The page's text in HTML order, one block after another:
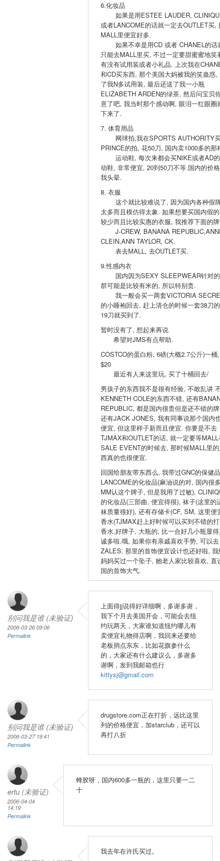
6.化妆品
如果是用ESTEE LAUDER,
或者LANCOME的话就一定去OUTLET买,
MALL里便宜好多.
如果不幸是用CD 或者 CHANEL的话
只能去MALL里买, 不过一定要甜蜜蜜地笑
有没有试用装或者小礼品. 上次我在
和CD买东西, 那个美国大妈被我的笑蛊惑,
了我N多试用装, 最后还送了我一小瓶
ELIZABETH ARDEN的绿茶, 然后问宝贝
意了吧, 我当时那个感动啊, 眼泪一红眼圈
下来了.
7. 体育用品
网球拍,我在SPORTS AUTHORITY
PRINCE的拍, 花50刀, 国内卖1000多的那
运动鞋, 每次来都会买NIKE或者AD
动鞋, 非常便宜, 20到50刀不等.国内的价
我头晕.
8. 衣服
这个就比较难说了, 因为国内各种假
太多而且模仿得太象. 如果想要买国内假
较少而且比较实惠的衣服, 我推荐下面的
J-CREW, BANANA
CLEIN,ANN TAYLOR, CK.
表去MALL, 去OUTLET买.
9.性感内衣
国内因为SEXY SLEEPWEAR针对
群可能是比较有米的, 所以特别贵.
我一般会买一两套VICTORIA
的小睡袍回去, 赶上清仓的时候一套38刀
19刀就买到了.
暂时没有了, 想起来再说
希望对JMS有点帮助.
COSTCO的蛋白粉, 6磅(大概2.7公斤)一桶,
$20
最近有人来这里玩, 买了十桶回去/
男孩子的东西我不是很有经验, 不敢乱讲
KENNETH COLE的东西不错, 还有
REPUBLIC, 都是国内很贵但是还不错的
还有JACK JONES, 我有同事说那个国内
便宜, 但这里样子新而且便宜. 你要是不去
TJMAX和OUTLET的话, 就一定要等
SALE EVENT的时候去, 那时候MALL里
西真的也很便宜.
回国给朋友带东西么, 我带过GNC的保健
LANCOME的化妆品(麻油说的对, 国内很
MM认这个牌子, 但是我用了过敏),
的化妆品(三部曲, 便宜得很), 袜子(这里的
袜质量很好), 还有存储卡(CF, SM, 这里便
香水(TJMAX赶上好时候可以买到不错的
香水,好牌子, 大瓶的, 比一合好几小瓶显
诚多啦.哦, 如果你有亲戚喜欢手势, 可以去
ZALES, 那里的首饰便宜设计也还好啦,
妈妈买过一个坠子, 她老人家比较喜欢, 直
国的首饰大气.
别问我是谁 (未验证)
2006-03-26 09:06
Permalink
上面得jj说得好详细啊，多谢多谢，
我下个月去美国开会，可能会去纽
约玩两天，大家谁知道纽约哪儿有
卖便宜礼物得店啊，我回来还要给
老板捎点东东，比如花旗参什么
的，大家还有什么建议么，多谢多
谢啊，发到我邮箱也行
kittysj@gmail.com
别问我是谁 (未验证)
2006-03-27 19:41
Permalink
drugstore.com正在打折，远比这里
列的价格便宜，加starclub，还可以
再打八折
ertu (未验证)
2006-04-04
14:19
Permalink
蜂胶呀，国内600多一瓶的，这里只要一二
十
我去年在许氏买过。